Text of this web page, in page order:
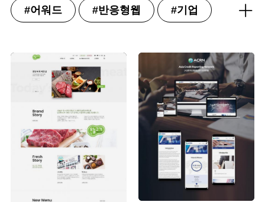
#어워드 #반응형웹 #기업
#랜딩/이벤트
#이러닝/교육 #학교 #제조
#자동차 #학술대회 #식품
#호텔 #서비스 #제품
#IoT #여행 #웹솔루션